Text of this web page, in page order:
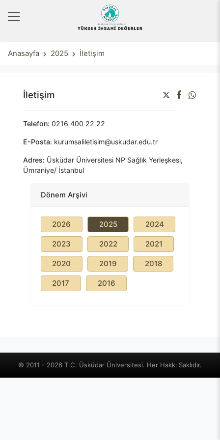
Anasayfa 2025 İletişim
İletişim
Telefon: 0216 400 22 22
E-Posta: kurumsaliletisim@uskudar.edu.tr
Adres: Üsküdar Üniversitesi NP Sağlık Yerleşkesi,
Ümraniye/ İstanbul
Dönem Arşivi
2026 2025 2024
2023 2022 2021
2020 2019 2018
2017 2016
© 2011 - 2026 T.C. Üsküdar Üniversitesi. Her Hakkı Saklıdır.